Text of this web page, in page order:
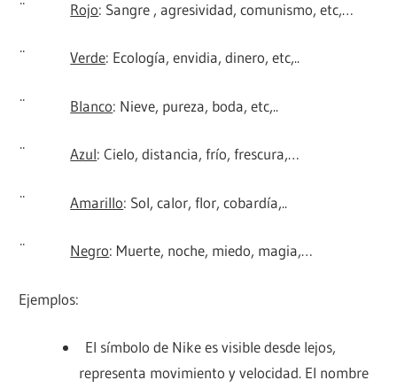
¨ Rojo: Sangre , agresividad, comunismo, etc,…
¨Verde: Ecología, envidia, dinero, etc,..
¨ Blanco: Nieve, pureza, boda, etc,..
¨Azul: Cielo, distancia, frío, frescura,…
¨Amarillo: Sol, calor, flor, cobardía,..
¨ Negro: Muerte, noche, miedo, magia,…
Ejemplos:
El símbolo de Nike es visible desde lejos,
representa movimiento y velocidad. El nombre